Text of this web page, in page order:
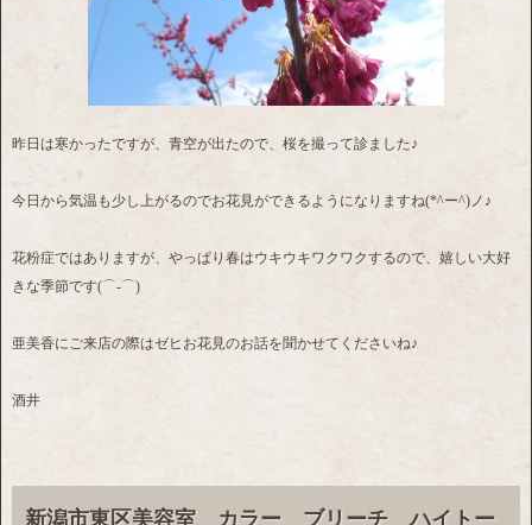
昨日は寒かったですが、青空が出たので、桜を撮って診ました♪
今日から気温も少し上がるのでお花見ができるようになりますね(*^ー^)ノ♪
花粉症ではありますが、やっぱり春はウキウキワクワクするので、嬉しい大好
きな季節です(⌒‐⌒)
亜美香にご来店の際はゼヒお花見のお話を聞かせてくださいね♪
酒井
新潟市東区美容室 カラー ブリーチ ハイトー